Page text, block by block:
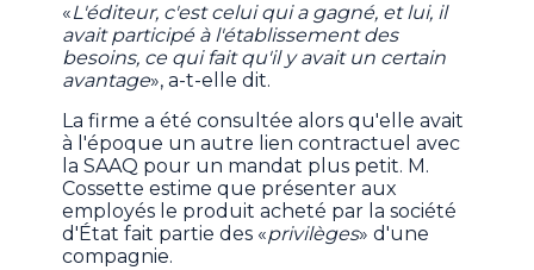
«L'éditeur, c'est celui qui a gagné, et lui, il
avait participé à l'établissement des
besoins, ce qui fait qu'il y avait un certain
avantage», a-t-elle dit.
La firme a été consultée alors qu'elle avait
à l'époque un autre lien contractuel avec
la SAAQ pour un mandat plus petit. M.
Cossette estime que présenter aux
employés le produit acheté par la société
d'État fait partie des «privilèges» d'une
compagnie.